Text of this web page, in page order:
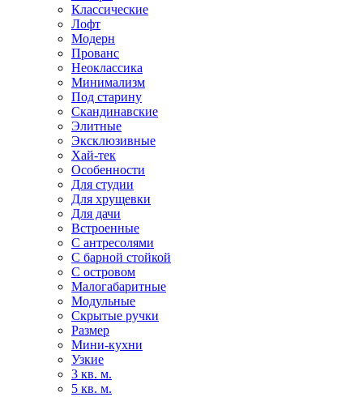
Классические
Лофт
Модерн
Прованс
Неоклассика
Минимализм
Под старину
Скандинавские
Элитные
Эксклюзивные
Хай-тек
Особенности
Для студии
Для хрущевки
Для дачи
Встроенные
С антресолями
С барной стойкой
С островом
Малогабаритные
Модульные
Скрытые ручки
Размер
Мини-кухни
Узкие
3 кв. м.
5 кв. м.